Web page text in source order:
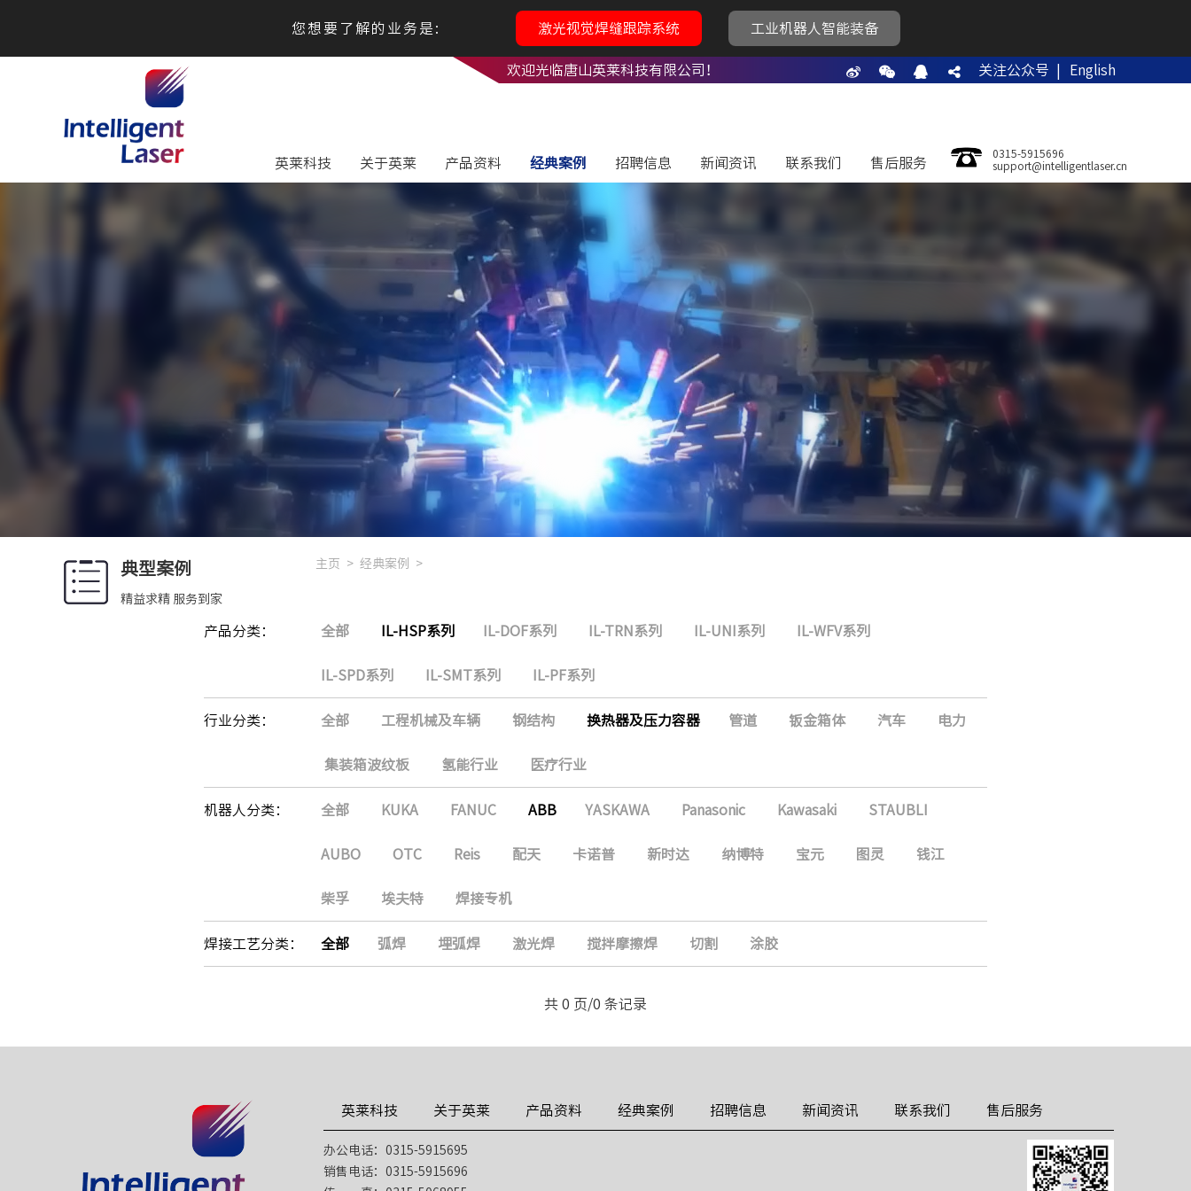
您想要了解的业务是: 激光视觉焊缝跟踪系统 工业机器人智能装备
欢迎光临唐山英莱科技有限公司！ 关注公众号 | English
英莱科技 关于英莱 产品资料 经典案例 招聘信息 新闻资讯 联系我们 售后服务
0315-5915696
support@intelligentlaser.cn
典型案例
精益求精 服务到家
主页 > 经典案例 >
产品分类： 全部 IL-HSP系列 IL-DOF系列 IL-TRN系列 IL-UNI系列 IL-WFV系列
IL-SPD系列 IL-SMT系列 IL-PF系列
行业分类： 全部 工程机械及车辆 钢结构 换热器及压力容器 管道 钣金箱体 汽车 电力
集装箱波纹板 氢能行业 医疗行业
机器人分类： 全部 KUKA FANUC ABB YASKAWA Panasonic Kawasaki STAUBLI
AUBO OTC Reis 配天 卡诺普 新时达 纳博特 宝元 图灵 钱江
柴孚 埃夫特 焊接专机
焊接工艺分类： 全部 弧焊 埋弧焊 激光焊 搅拌摩擦焊 切割 涂胶
共 0 页/0 条记录
英莱科技 关于英莱 产品资料 经典案例 招聘信息 新闻资讯 联系我们 售后服务
办公电话：0315-5915695
销售电话：0315-5915696